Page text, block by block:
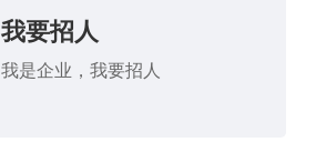
我要招人
我是企业，我要招人